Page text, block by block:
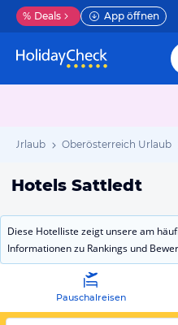
% Deals App öffnen
Urlaub Oberösterreich Urlaub
Hotels Sattledt
Diese Hotelliste zeigt unsere am
Informationen zu Rankings und
Pauschalreisen